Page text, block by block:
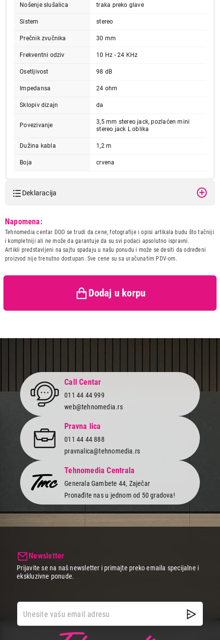
Nošenje slušalica traka preko glave
Sistem stereo
Prečnik zvučnika 30 mm
Frekventni odziv 10 Hz - 24 KHz
Osetljivost 98 dB
Impedansa 24 ohm
Sklopiv dizajn da
Povezivanje
3,5 mm stereo jack, pozlaćen mini
stereo jack L oblika
Dužina kabla 1,2 m
Boja crvena
Deklaracija
Naziv i vrsta robe:
SLUSALICA
Uvoznik:
Josipovic doo
Zemlja porekla:
Tajland
kupaca po osnovu zakona o
Napomena:
Tehnomedia centar DOO se trudi da cene, fotografije i opisi artikala budu što tačniji
i kompletniji ali ne može da garantuje da su svi podaci apsolutno ispravni.
Artikli predstavljeni na sajtu spadaju u našu ponudu i može se desiti da određeni
proizvod nije trenutno dostupan. Sve cene su sa uračunatim PDV-om.
Dodaj u korpu
2.999,00
SONY MDR-ZX310R.AE
Proizvod je dodat u korpu.
Završi kupovinu
Call Centar
011 44 44 999
web@tehnomedia.rs
Pravna lica
011 44 44 888
pravnalica@tehnomedia.rs
Tehnomedia Centrala
Generala Gambete 44, Zaječar
Pronađite nas u jednom od 50 gradova!
Newsletter
Prijavite se na naš newsletter i primajte preko emaila specijalne i
ekskluzivne ponude.